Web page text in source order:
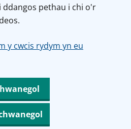
ddangos pethau i chi o'r
y cwcis rydym yn eu